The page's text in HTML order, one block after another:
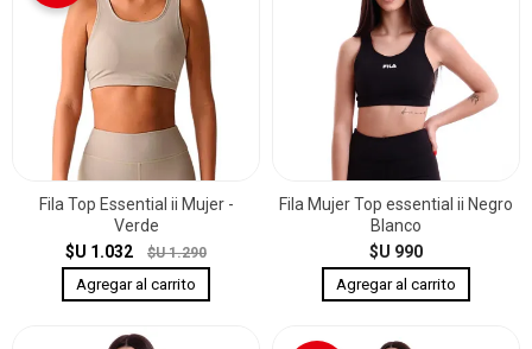
Fila Top Essential ii Mujer -
Verde
$U 1.032
$U 1.290
Fila Mujer Top essential ii Negro
Blanco
$U 990